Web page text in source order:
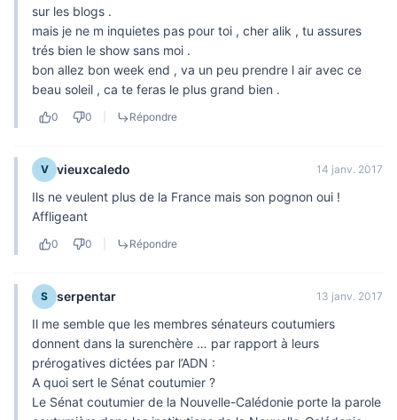
sur les blogs .
mais je ne m inquietes pas pour toi , cher alik , tu assures
trés bien le show sans moi .
bon allez bon week end , va un peu prendre l air avec ce
beau soleil , ca te feras le plus grand bien .
0 0 Répondre
V vieuxcaledo 14 janv. 2017
Ils ne veulent plus de la France mais son pognon oui !
Affligeant
0 0 Répondre
S serpentar 13 janv. 2017
Il me semble que les membres sénateurs coutumiers
donnent dans la surenchère … par rapport à leurs
prérogatives dictées par l’ADN :
A quoi sert le Sénat coutumier ?
Le Sénat coutumier de la Nouvelle-Calédonie porte la parole